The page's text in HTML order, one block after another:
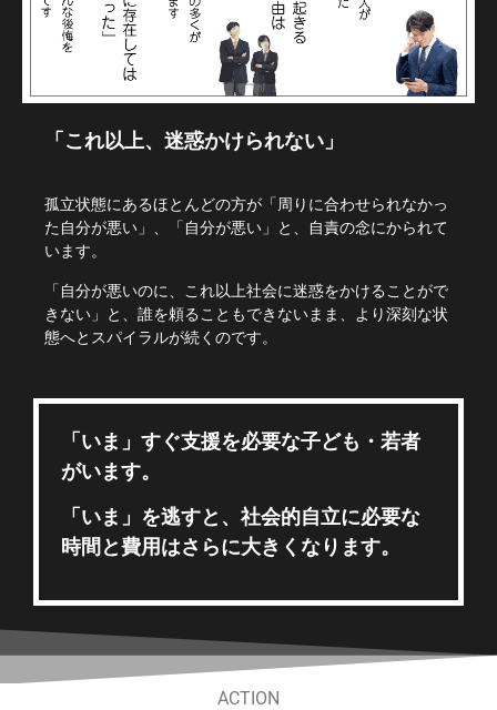
「これ以上、迷惑かけられない」
孤立状態にあるほとんどの方が「周りに合わせられなかっ
た自分が悪い」、「自分が悪い」と、自責の念にかられて
います。
「自分が悪いのに、これ以上社会に迷惑をかけることがで
きない」と、誰を頼ることもできないまま、より深刻な状
態へとスパイラルが続くのです。
「いま」すぐ支援を必要な子ども・若者
がいます。
「いま」を逃すと、社会的自立に必要な
時間と費用はさらに大きくなります。
ACTION